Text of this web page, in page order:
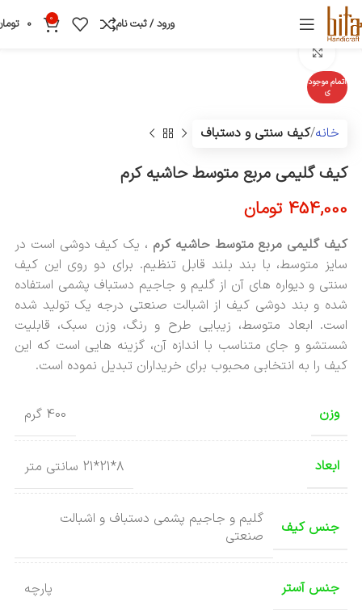
ورود / ثبت نام 0
0
اتمام موجود
ی
خانه کیف سنتی و دستباف
کیف گلیمی مربع متوسط حاشیه کرم
454,000 تومان
کیف گلیمی مربع متوسط حاشیه کرم ، یک کیف دوشی است در
سایز متوسط، با بند بلند قابل تنظیم. برای دو روی این کیف
سنتی و دیواره های آن از گلیم و جاجیم دستباف پشمی استفاده
شده و بند دوشی کیف از اشبالت صنعتی درجه یک تولید شده
است. ابعاد متوسط، زیبایی طرح و رنگ، وزن سبک، قابلیت
شستشو و جای متناسب با اندازه آن، گزینه هایی است که این
کیف را به انتخابی محبوب برای خریداران تبدیل نموده است.
وزن 400 گرم
ابعاد 8*21*21 سانتی متر
جنس کیف
گلیم و جاجیم پشمی دستباف و اشبالت
صنعتی
جنس آستر پارچه